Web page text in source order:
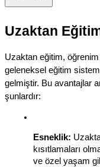
Uzaktan
Uzaktan eğitim,
geleneksel eğitim
gelmiştir. Bu avantajlar
şunlardır:
Esneklik:
kısıtlamaları
ve özel yaşam